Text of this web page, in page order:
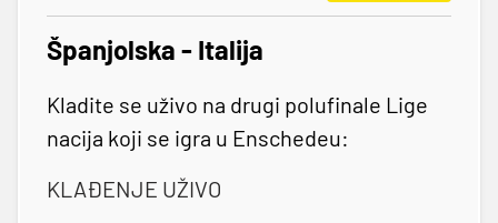
Španjolska - Italija
Kladite se uživo na drugi polufinale Lige
nacija koji se igra u Enschedeu:
KLAĐENJE UŽIVO